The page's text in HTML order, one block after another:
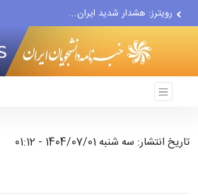
رویترز: هشدار شدید ایران...
چرا حتی منتقدان هم زیر پرچم...
تاریخ انتشار: سه شنبه 1404/07/01 - 01:12